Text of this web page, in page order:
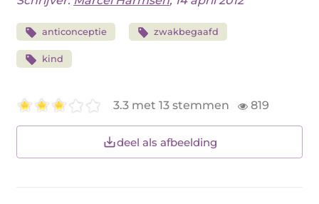
anticonceptie zwakbegaafd
kind
3.3 met 13 stemmen 819
deel als afbeelding